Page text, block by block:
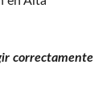
correctamente